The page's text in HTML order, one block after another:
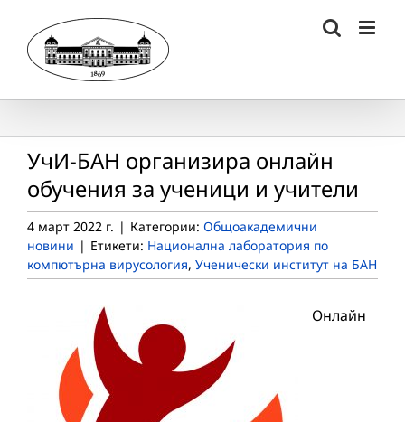
content
УчИ-БАН организира онлайн
обучения за ученици и учители
4 март 2022 г. | Категории: Общоакадемични
новини | Етикети: Национална лаборатория по
компютърна вирусология, Ученически институт на БАН
Онлайн